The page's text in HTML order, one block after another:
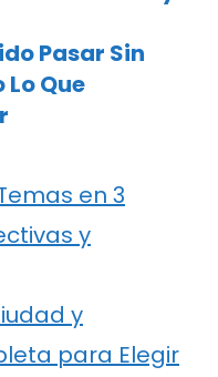
Pasar Sin
Lo Que
en 3
y
y
para Elegir